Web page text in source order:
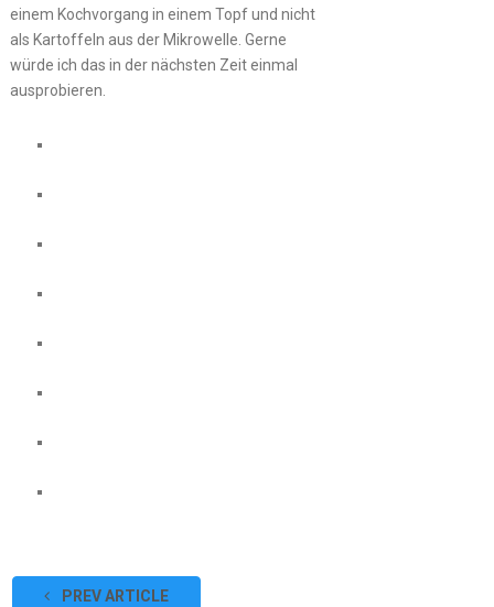
einem Kochvorgang in einem Topf und nicht
als Kartoffeln aus der Mikrowelle. Gerne
würde ich das in der nächsten Zeit einmal
ausprobieren.
PREV ARTICLE